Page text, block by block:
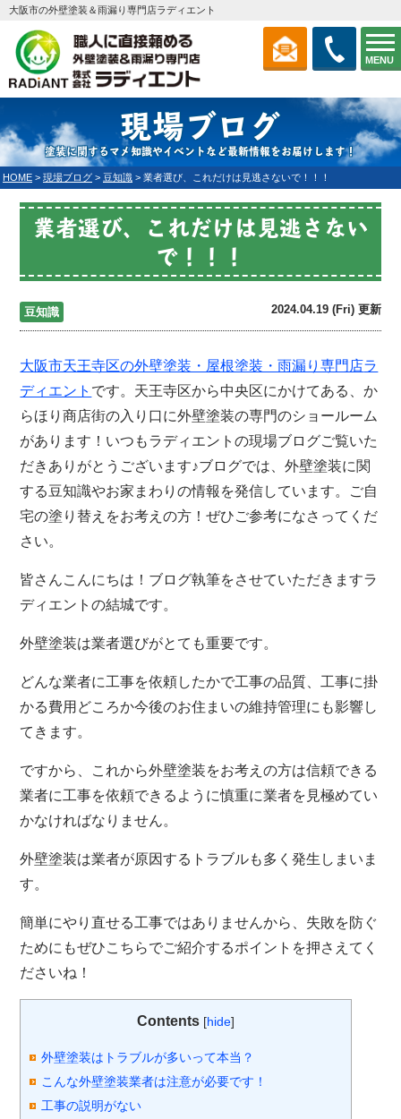
MENU
大阪市の外壁塗装＆雨漏り専門店ラディエント
現場ブログ
塗装に関するマメ知識やイベントなど最新情報をお届けします！
HOME > 現場ブログ > 豆知識 > 業者選び、これだけは見逃さないで！！！
業者選び、これだけは見逃さない
で！！！
豆知識 2024.04.19 (Fri) 更新
大阪市天王寺区の外壁塗装・屋根塗装・雨漏り専門店ラ
ディエント です。天王寺区から中央区にかけてある、か
らほり商店街の入り口に外壁塗装の専門のショールーム
があります！いつもラディエントの現場ブログご覧いた
だきありがとうございます♪ブログでは、外壁塗装に関
する豆知識やお家まわりの情報を発信しています。ご自
宅の塗り替えをお考えの方！ぜひご参考になさってくだ
さい。
皆さんこんにちは！ブログ執筆をさせていただきますラ
ディエントの結城です。
外壁塗装は業者選びがとても重要です。
どんな業者に工事を依頼したかで工事の品質、工事に掛
かる費用どころか今後のお住まいの維持管理にも影響し
てきます。
ですから、これから外壁塗装をお考えの方は信頼できる
業者に工事を依頼できるように慎重に業者を見極めてい
かなければなりません。
外壁塗装は業者が原因するトラブルも多く発生しまいま
す。
簡単にやり直せる工事ではありませんから、失敗を防ぐ
ためにもぜひこちらでご紹介するポイントを押さえてく
ださいね！
Contents [hide]
外壁塗装はトラブルが多いって本当？
こんな外壁塗装業者は注意が必要です！
工事の説明がない